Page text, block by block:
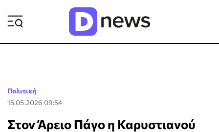
Πολιτική
15.05.2026 09:54
Στον Άρειο Πάγο η Καρυστιανού